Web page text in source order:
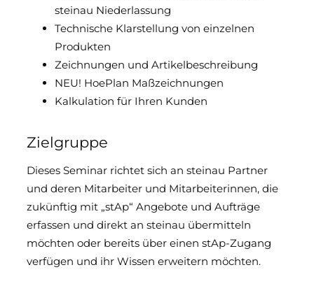
steinau Niederlassung
Technische Klarstellung von einzelnen
Produkten
Zeichnungen und Artikelbeschreibung
NEU! HoePlan Maßzeichnungen
Kalkulation für Ihren Kunden
Zielgruppe
Dieses Seminar richtet sich an steinau Partner
und deren Mitarbeiter und Mitarbeiterinnen, die
zukünftig mit „stAp“ Angebote und Aufträge
erfassen und direkt an steinau übermitteln
möchten oder bereits über einen stAp-Zugang
verfügen und ihr Wissen erweitern möchten.